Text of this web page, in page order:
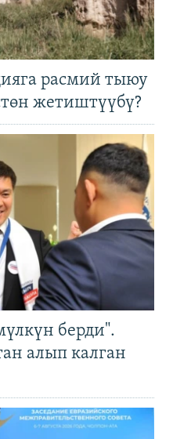
расмий тыюу
жетиштүүбү?
берди".
алып калган